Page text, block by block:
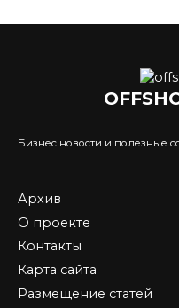
Бизнес новости и полезные
Архив
О проекте
Контакты
Карта сайта
Размещение статей